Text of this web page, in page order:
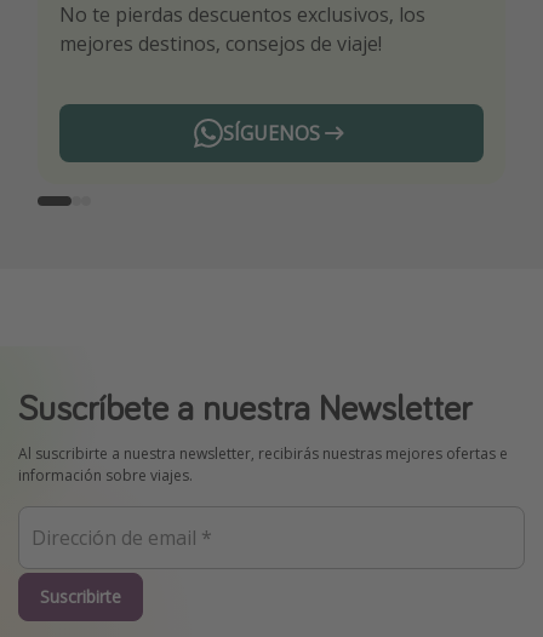
No te pierdas descuentos exclusivos, los
mejores destinos, consejos de viaje!
SÍGUENOS
Sé el primero en reservar nuestros chollazos
¡Recibe las mejores ofertas seleccionadas para
ti por nuestros expertos en viajes
Telegram
Suscríbete a nuestra Newsletter
Al suscribirte a nuestra newsletter, recibirás nuestras mejores ofertas e
información sobre viajes.
Suscribirte